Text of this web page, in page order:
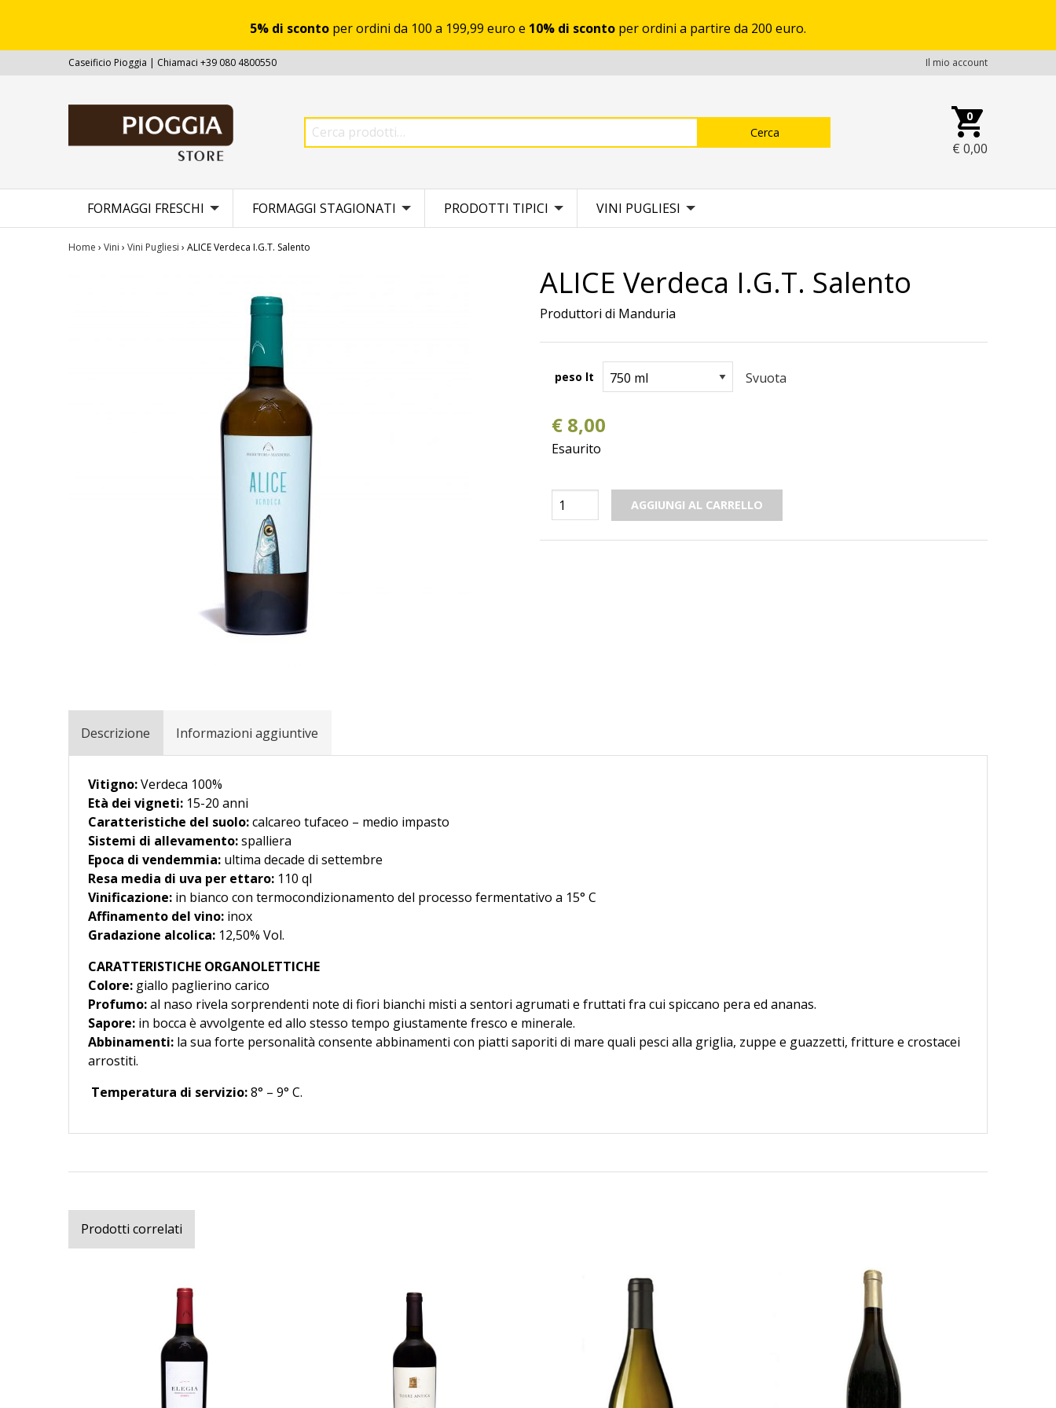
5% di sconto per ordini da 100 a 199,99 euro e 10% di sconto per ordini a partire da 200 euro.
Caseificio Pioggia | Chiamaci +39 080 4800550 Il mio account
€ 0,00
0
FORMAGGI FRESCHI FORMAGGI STAGIONATI PRODOTTI TIPICI VINI PUGLIESI
Home › Vini › Vini Pugliesi › ALICE Verdeca I.G.T. Salento
ALICE Verdeca I.G.T. Salento
Produttori di Manduria
peso lt Svuota
€ 8,00
Esaurito
ALICE
Verdeca
I.G.T.
AGGIUNGI AL CARRELLO
Descrizione Informazioni aggiuntive
Vitigno:Verdeca 100%
Età dei vigneti: 15-20 anni
Caratteristiche del suolo:calcareo tufaceo – medio impasto
Sistemi di allevamento:spalliera
Epoca di vendemmia: ultima decade di settembre
Resa media di uva per ettaro: 110 ql
Vinificazione: in bianco con termocondizionamento del processo fermentativo a 15° C
Affinamento del vino: inox
Gradazione alcolica: 12,50% Vol.
CARATTERISTICHE ORGANOLETTICHE
Colore: giallo paglierino carico
Profumo:al naso rivela sorprendenti note di fiori bianchi misti a sentori agrumati e fruttati fra cui spiccano pera ed ananas.
Sapore: in bocca è avvolgente ed allo stesso tempo giustamente fresco e minerale.
Abbinamenti: la sua forte personalità consente abbinamenti con piatti saporiti di mare quali pesci alla griglia, zuppe e guazzetti, fritture e crostacei
arrostiti.
Temperatura di servizio:8° – 9° C.
Prodotti correlati